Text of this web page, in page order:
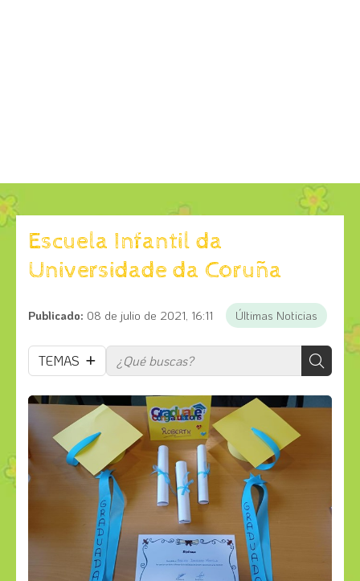
Escuela Infantil da
Universidade da Coruña
Publicado: 08 de julio de 2021, 16:11 Últimas Noticias
TEMAS